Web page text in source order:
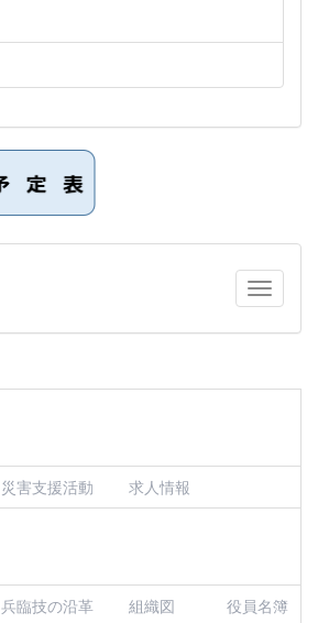
災害支援活動 求人情報
兵臨技の沿革 組織図 役員名簿